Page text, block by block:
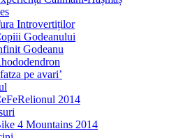
Introvertiților
Godeanului
Godeanu
pe avari’
2014
4 Mountains 2014